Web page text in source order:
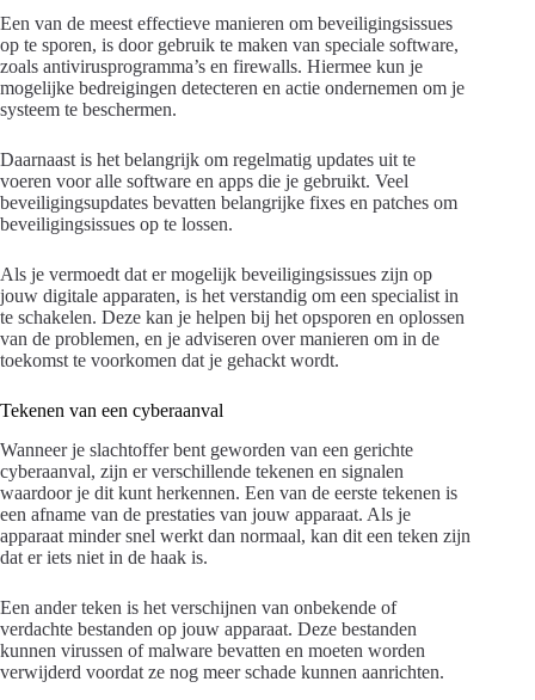
Een van de meest effectieve manieren om beveiligingsissues
op te sporen, is door gebruik te maken van speciale software,
zoals antivirusprogramma’s en firewalls. Hiermee kun je
mogelijke bedreigingen detecteren en actie ondernemen om je
systeem te beschermen.
Daarnaast is het belangrijk om regelmatig updates uit te
voeren voor alle software en apps die je gebruikt. Veel
beveiligingsupdates bevatten belangrijke fixes en patches om
beveiligingsissues op te lossen.
Als je vermoedt dat er mogelijk beveiligingsissues zijn op
jouw digitale apparaten, is het verstandig om een specialist in
te schakelen. Deze kan je helpen bij het opsporen en oplossen
van de problemen, en je adviseren over manieren om in de
toekomst te voorkomen dat je gehackt wordt.
Tekenen van een cyberaanval
Wanneer je slachtoffer bent geworden van een gerichte
cyberaanval, zijn er verschillende tekenen en signalen
waardoor je dit kunt herkennen. Een van de eerste tekenen is
een afname van de prestaties van jouw apparaat. Als je
apparaat minder snel werkt dan normaal, kan dit een teken zijn
dat er iets niet in de haak is.
Een ander teken is het verschijnen van onbekende of
verdachte bestanden op jouw apparaat. Deze bestanden
kunnen virussen of malware bevatten en moeten worden
verwijderd voordat ze nog meer schade kunnen aanrichten.